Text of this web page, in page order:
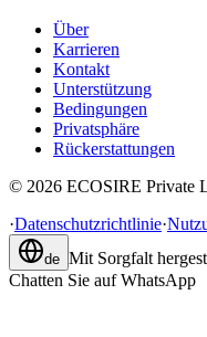
Über
Karrieren
Kontakt
Unterstützung
Bedingungen
Privatsphäre
Rückerstattungen
© 2026 ECOSIRE Private
·Datenschutzrichtlinie·
de Mit Sorgfalt
Chatten Sie auf WhatsApp